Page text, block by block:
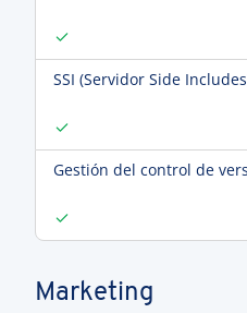
SSI (Servidor Side
Gestión del control de
Marketing